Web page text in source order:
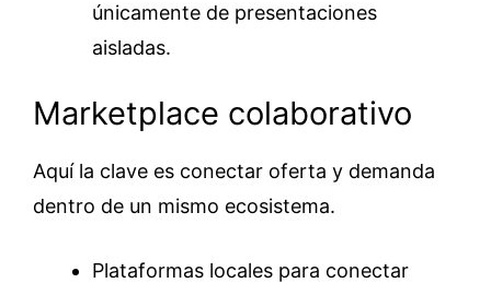
únicamente de presentaciones
aisladas.
Marketplace colaborativo
Aquí la clave es conectar oferta y demanda
dentro de un mismo ecosistema.
Plataformas locales para conectar